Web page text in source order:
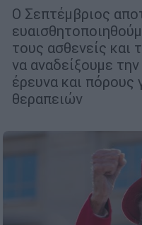
Ο Σεπτέμβριος
τους ασθενείς και
να αναδείξουμε
έρευνα και πόρους
θεραπειών